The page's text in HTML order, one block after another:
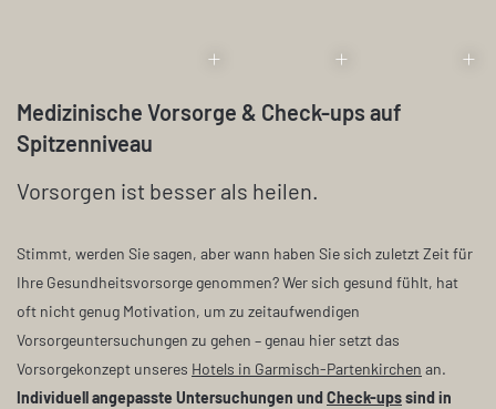
Medizinische Vorsorge & Check-ups auf
Spitzenniveau
Vorsorgen ist besser als heilen.
Stimmt, werden Sie sagen, aber wann haben Sie sich zuletzt Zeit für
Ihre Gesundheitsvorsorge genommen? Wer sich gesund fühlt, hat
oft nicht genug Motivation, um zu zeitaufwendigen
Vorsorgeuntersuchungen zu gehen – genau hier setzt das
Vorsorgekonzept unseres Hotels in Garmisch-Partenkirchen an.
Individuell angepasste Untersuchungen undCheck-upssind in